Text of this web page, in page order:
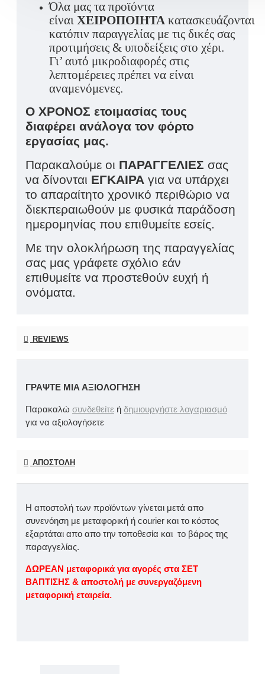
Όλα μας τα προϊόντα
είναι ΧΕΙΡΟΠΟΙΗΤΑ κατασκευάζονται
κατόπιν παραγγελίας με τις δικές σας
προτιμήσεις & υποδείξεις στο χέρι.
Γι’ αυτό μικροδιαφορές στις
λεπτομέρειες πρέπει να είναι
αναμενόμενες.
Ο ΧΡΟΝΟΣ ετοιμασίας τους
διαφέρει ανάλογα τον φόρτο
εργασίας μας.
Παρακαλούμε οι ΠΑΡΑΓΓΕΛΙΕΣ σας
να δίνονται ΕΓΚΑΙΡΑ για να υπάρχει
το απαραίτητο χρονικό περιθώριο να
διεκπεραιωθούν με φυσικά παράδοση
ημερομηνίας που επιθυμείτε εσείς.
Με την ολοκλήρωση της παραγγελίας
σας μας γράφετε σχόλιο εάν
επιθυμείτε να προστεθούν ευχή ή
ονόματα.
REVIEWS
ΓΡΆΨΤΕ ΜΙΑ ΑΞΙΟΛΌΓΗΣΗ
Παρακαλώ συνδεθείτε ή δημιουργήστε λογαριασμό
για να αξιολογήσετε
ΑΠΟΣΤΟΛΉ
Η αποστολή των προϊόντων γίνεται μετά απο
συνενόηση με μεταφορική ή courier και το κόστος
εξαρτάται απο απο την τοποθεσία και το βάρος της
παραγγελίας.
ΔΩΡΕΑΝ μεταφορικά για αγορές στα ΣΕΤ
ΒΑΠΤΙΣΗΣ & αποστολή με συνεργαζόμενη
μεταφορική εταιρεία.